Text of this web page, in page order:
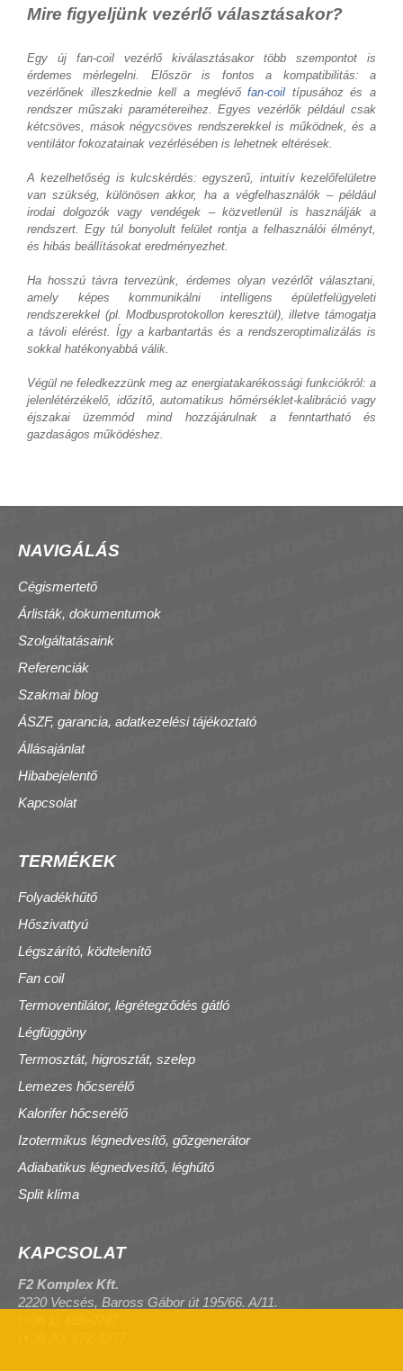
Mire figyeljünk vezérlő választásakor?
Egy új fan-coil vezérlő kiválasztásakor több szempontot is
érdemes mérlegelni. Először is fontos a kompatibilitás: a
vezérlőnek illeszkednie kell a meglévőfan-coil típusához és a
rendszer műszaki paramétereihez. Egyes vezérlők például csak
kétcsöves, mások négycsöves rendszerekkel is működnek, és a
ventilátor fokozatainak vezérlésében is lehetnek eltérések.
A kezelhetőség is kulcskérdés: egyszerű, intuitív kezelőfelületre
van szükség, különösen akkor, ha a végfelhasználók – például
irodai dolgozók vagy vendégek – közvetlenül is használják a
rendszert. Egy túl bonyolult felület rontja a felhasználói élményt,
és hibás beállításokat eredményezhet.
Ha hosszú távra tervezünk, érdemes olyan vezérlőt választani,
amely képes kommunikálni intelligens épületfelügyeleti
rendszerekkel (pl. Modbusprotokollon keresztül), illetve támogatja
a távoli elérést. Így a karbantartás és a rendszeroptimalizálás is
sokkal hatékonyabbá válik.
Végül ne feledkezzünk meg az energiatakarékossági funkciókról: a
jelenlétérzékelő, időzítő, automatikus hőmérséklet-kalibráció vagy
éjszakai üzemmód mind hozzájárulnak a fenntartható és
gazdaságos működéshez.
NAVIGÁLÁS
Cégismertető
Árlisták, dokumentumok
Szolgáltatásaink
Referenciák
Szakmai blog
ÁSZF, garancia, adatkezelési tájékoztató
Állásajánlat
Hibabejelentő
Kapcsolat
TERMÉKEK
Folyadékhűtő
Hőszivattyú
Légszárító, ködtelenítő
Fan coil
Termoventilátor, légrétegződés gátló
Légfüggöny
Termosztát, higrosztát, szelep
Lemezes hőcserélő
Kalorifer hőcserélő
Izotermikus légnedvesítő, gőzgenerátor
Adiabatikus légnedvesítő, léghűtő
Split klíma
KAPCSOLAT
F2 Komplex Kft.
2220 Vecsés, Baross Gábor út 195/66. A/11.